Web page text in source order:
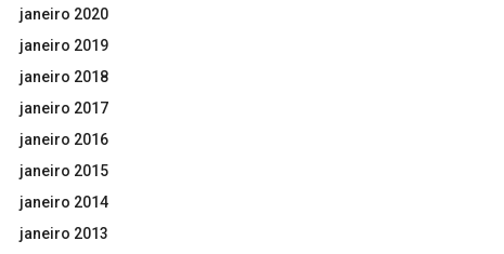
janeiro 2020
janeiro 2019
janeiro 2018
janeiro 2017
janeiro 2016
janeiro 2015
janeiro 2014
janeiro 2013